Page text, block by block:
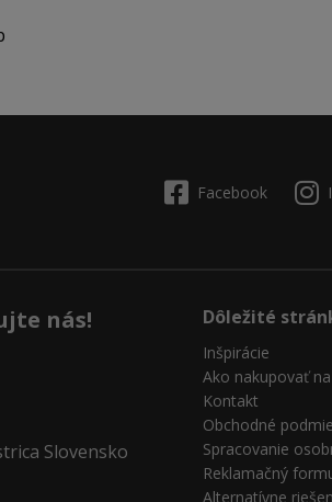
Facebook
nás!
Slovensko
Dôležité
Inšpirácie
Ako nakupovať
Kontakt
Obchodné
Spracovanie
Reklamačný
Alternatívne